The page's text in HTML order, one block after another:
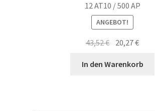
12 AT10 / 500 AP
ANGEBOT!
43,52€
war:
20,27€
ist:
In den Warenkorb